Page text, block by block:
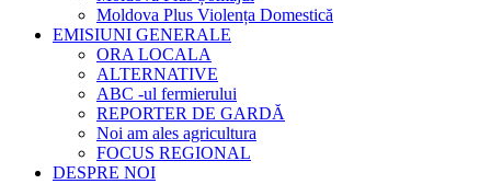
Moldova Plus Violența Domestică
EMISIUNI GENERALE
ORA LOCALA
ALTERNATIVE
ABC -ul fermierului
REPORTER DE GARDĂ
Noi am ales agricultura
FOCUS REGIONAL
DESPRE NOI